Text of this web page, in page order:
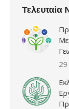
Τελευταία
29